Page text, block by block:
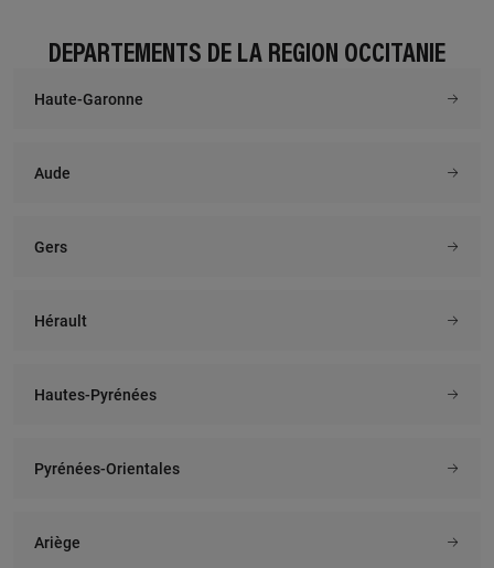
DÉPARTEMENTS DE LA RÉGION OCCITANIE
Haute-Garonne
Aude
Gers
Hérault
Hautes-Pyrénées
Pyrénées-Orientales
Ariège